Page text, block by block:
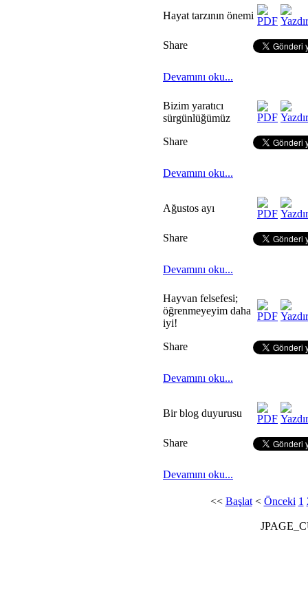
Hayat tarzının önemi
Share
Devamını oku...
Bizim yaratıcı
sürgünlüğümüz
Share
Devamını oku...
Ağustos ayı
Share
Devamını oku...
Hayvan felsefesi;
öğrenmeyeyim daha
iyi!
Share
Devamını oku...
Bir blog duyurusu
Share
Devamını oku...
<< Başlat< Önceki 1